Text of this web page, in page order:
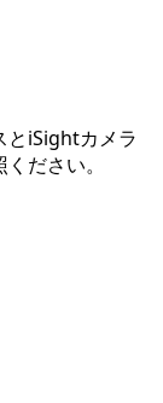
とiSightカメラ
ださい。